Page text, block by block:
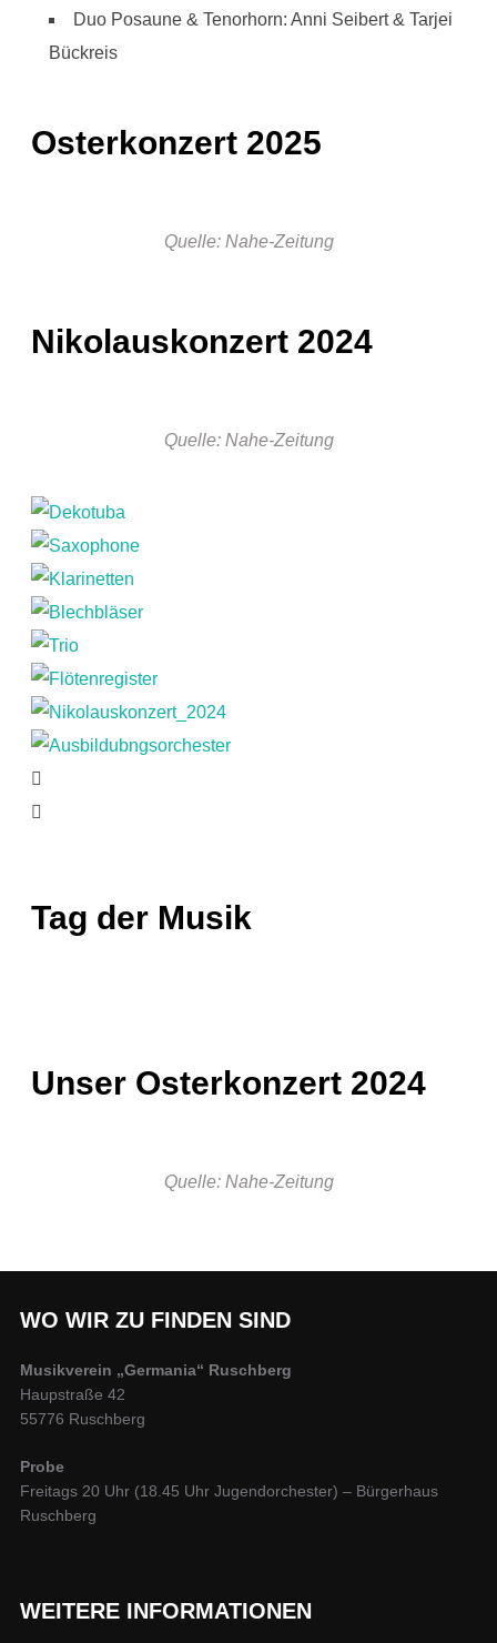
Duo Posaune & Tenorhorn: Anni Seibert & Tarjei
Bückreis
Osterkonzert 2025
Quelle: Nahe-Zeitung
Nikolauskonzert 2024
Quelle: Nahe-Zeitung
Tag der Musik
Unser Osterkonzert 2024
Quelle: Nahe-Zeitung
WO WIR ZU FINDEN SIND
Musikverein „Germania“ Ruschberg
Haupstraße 42
55776 Ruschberg
Probe
Freitags 20 Uhr (18.45 Uhr Jugendorchester) – Bürgerhaus
Ruschberg
WEITERE INFORMATIONEN